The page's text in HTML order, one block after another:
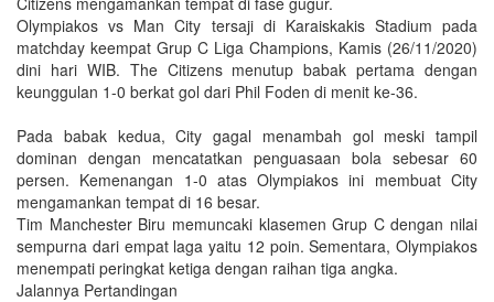
Olympiakos vs Man City tersaji di Karaiskakis Stadium pada
matchday keempat Grup C Liga Champions, Kamis (26/11/2020)
dini hari WIB. The Citizens menutup babak pertama dengan
keunggulan 1-0 berkat gol dari Phil Foden di menit ke-36.
Pada babak kedua, City gagal menambah gol meski tampil
dominan dengan mencatatkan penguasaan bola sebesar 60
persen. Kemenangan 1-0 atas Olympiakos ini membuat City
mengamankan tempat di 16 besar.
Tim Manchester Biru memuncaki klasemen Grup C dengan nilai
sempurna dari empat laga yaitu 12 poin. Sementara, Olympiakos
menempati peringkat ketiga dengan raihan tiga angka.
Jalannya Pertandingan